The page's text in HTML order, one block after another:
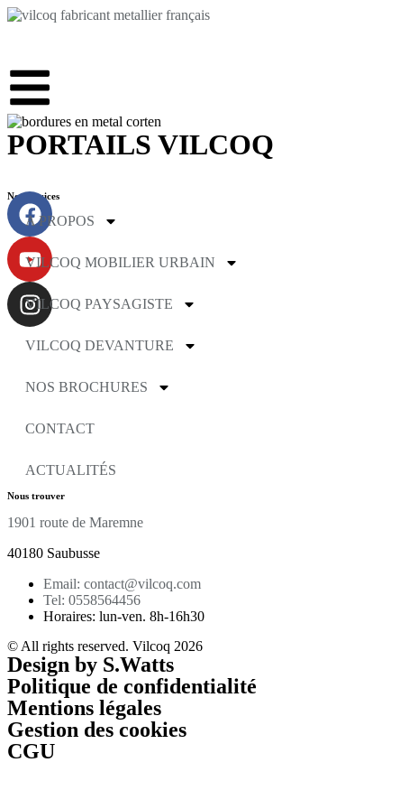
PORTAILS VILCOQ
Nos services
A PROPOS
VILCOQ MOBILIER URBAIN
VILCOQ PAYSAGISTE
VILCOQ DEVANTURE
NOS BROCHURES
CONTACT
ACTUALITÉS
Nous trouver
1901 route de Maremne
40180 Saubusse
Email: contact@vilcoq.com
Tel: 0558564456
Horaires: lun-ven. 8h-16h30
© All rights reserved. Vilcoq 2026
Design by S.Watts
Politique de confidentialité
Mentions légales
Gestion des cookies
CGU